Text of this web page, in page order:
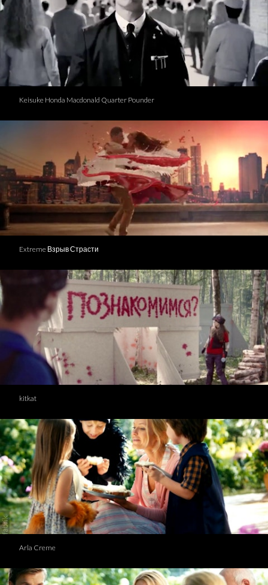
Keisuke Honda Macdonald Quarter Pounder
Extreme Взрыв Страсти
kitkat
Arla Creme